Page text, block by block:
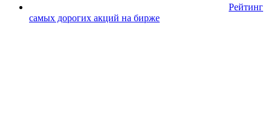
Рейтинг
самых дорогих акций на бирже